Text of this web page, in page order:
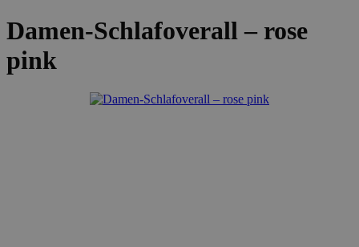
Damen-Schlafoverall – rose
pink